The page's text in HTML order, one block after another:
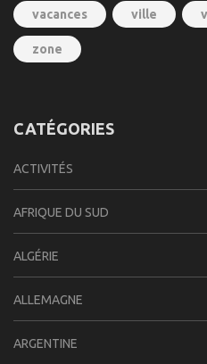
vacances ville
zone
CATÉGORIES
ACTIVITÉS
AFRIQUE DU SUD
ALGÉRIE
ALLEMAGNE
ARGENTINE